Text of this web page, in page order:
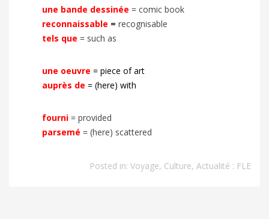
une bande dessinée = comic book
reconnaissable = recognisable
tels que = such as
une oeuvre = piece of art
auprès de = (here) with
fourni = provided
parsemé = (here) scattered
Posted in: Voyage, Culture, Actualité : FLE